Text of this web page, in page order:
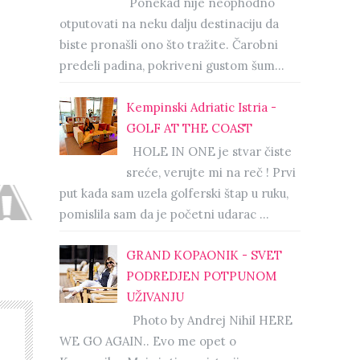
otputovati na neku dalju destinaciju da
biste pronašli ono što tražite. Čarobni
predeli padina, pokriveni gustom šum...
Kempinski Adriatic Istria -
GOLF AT THE COAST
HOLE IN ONE je stvar čiste
sreće, verujte mi na reč ! Prvi
put kada sam uzela golferski štap u ruku,
pomislila sam da je početni udarac ...
GRAND KOPAONIK - SVET
PODREDJEN POTPUNOM
UŽIVANJU
Photo by Andrej Nihil HERE
WE GO AGAIN.. Evo me opet o